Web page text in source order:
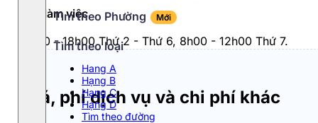
Tìm theo Phường Mới
Tìm theo loại
Hang A
Hạng B
Hạng C
Hạng D
Tìm theo đường
Giờ làm việc
8h00 - 18h00 Thứ 2 - Thứ 6, 8h00 - 12h00 Thứ 7.
Giá, phí dịch vụ và chi phí khác